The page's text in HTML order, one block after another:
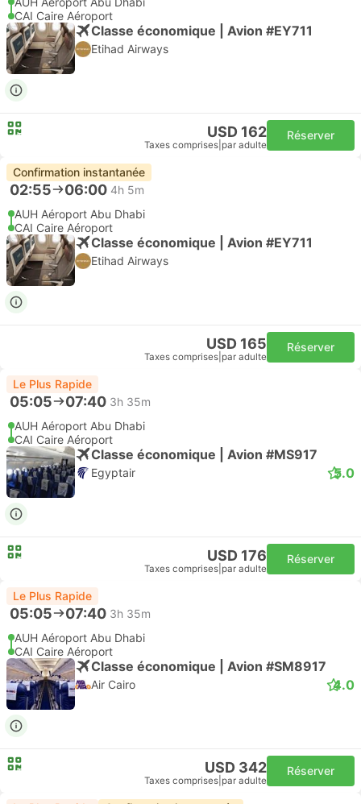
CAI Caire Aéroport
Classe économique | Avion #EY711
Etihad Airways
USD 162
Taxes comprises par adulte
Réserver
Confirmation instantanée
02:55 06:00 4h 5m
AUH Aéroport Abu Dhabi
CAI Caire Aéroport
Classe économique | Avion #EY711
Etihad Airways
USD 165
Taxes comprises par adulte
Réserver
Le Plus Rapide
05:05 07:40 3h 35m
AUH Aéroport Abu Dhabi
CAI Caire Aéroport
Classe économique | Avion #MS917
Egyptair 5.0
USD 176
Taxes comprises par adulte
Réserver
Le Plus Rapide
05:05 07:40 3h 35m
AUH Aéroport Abu Dhabi
CAI Caire Aéroport
Classe économique | Avion #SM8917
Air Cairo 4.0
USD 342
Taxes comprises par adulte
Réserver